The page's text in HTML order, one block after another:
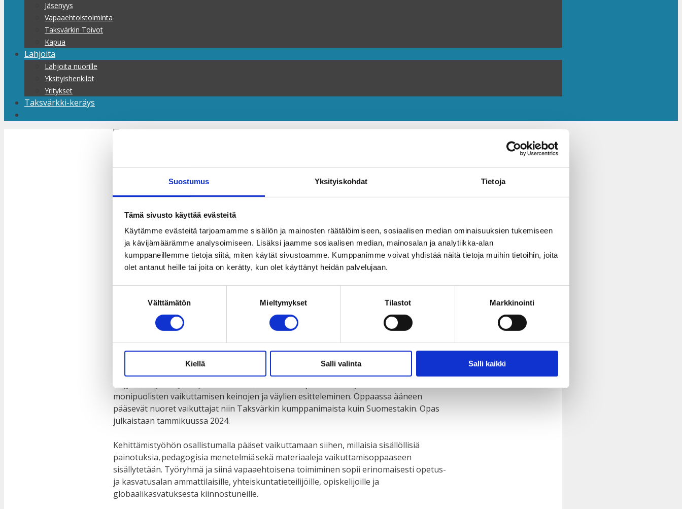
Suostumus Yksityiskohdat Tietoja
Tämä sivusto käyttää evästeitä
Käytämme evästeitä tarjoamamme sisällön ja mainosten räätälöimiseen, sosiaalisen median ominaisuuksien tukemiseen
ja kävijämäärämme analysoimiseen. Lisäksi jaamme sosiaalisen median, mainosalan ja analytiikka-alan
kumppaneillemme tietoja siitä, miten käytät sivustoamme. Kumppanimme voivat yhdistää näitä tietoja muihin tietoihin, joita
olet antanut heille tai joita on kerätty, kun olet käyttänyt heidän palvelujaan.
Välttämätön Mieltymykset Tilastot Markkinointi
Kiellä Salli valinta Salli kaikki
Jäsenyys
Vapaaehtoistoiminta
Taksvärkin Toivot
Kapua
Lahjoita
Lahjoita nuorille
Yksityishenkilöt
Yritykset
Taksvärkki-keräys
Tule mukaan uudistamaan nuorten
vaikuttamisopasta!
7.9.2023
Oletko kiinnostunut nuorten vaikuttamismahdollisuuksien edistämisestä Suomessa ja
maailmalla? Haluatko kehittää pedagogista ja globaalikasvatuksen osaamistasi, ja päästä
osaksi innostavaa porukkaa? Jos vastasit kyllä,lähde mukaan Taksvärkin
globaalikasvatustyöryhmään
, jonka jäsenenä pääset suunnittelemaan ja
kommentoimaan alkuvuodesta julkaistavaa, uudistettua vaikuttamisopasta.
pedagogiikkaan pohjautuva opettajienmenetelmäopas, jonka päätavoitteena on
vahvistaa nuorten yhteiskunnallisen vaikuttamisen taitoja. Opas on suunnattu
yläkouluihin ja toiselle asteelle. Uudistettavan oppaan keskiössä ovat globaalien
ongelmien juurisyihin pureutuminen, tulevaisuusajattelun taitojen vahvistaminen sekä
monipuolisten vaikuttamisen keinojen ja väylien esitteleminen. Oppaassa ääneen
pääsevät nuoret vaikuttajat niin Taksvärkin kumppanimaista kuin Suomestakin. Opas
julkaistaan tammikuussa 2024.
Kehittämistyöhön osallistumalla pääset vaikuttamaan siihen, millaisia sisällöllisiä
painotuksia, pedagogisia menetelmiä sekä materiaaleja vaikuttamisoppaaseen
sisällytetään. Työryhmä ja siinä vapaaehtoisena toimiminen sopii erinomaisesti opetus-
ja kasvatusalan ammattilaisille, yhteiskuntatieteilijöille, opiskelijoille ja
globaalikasvatuksesta kiinnostuneille.